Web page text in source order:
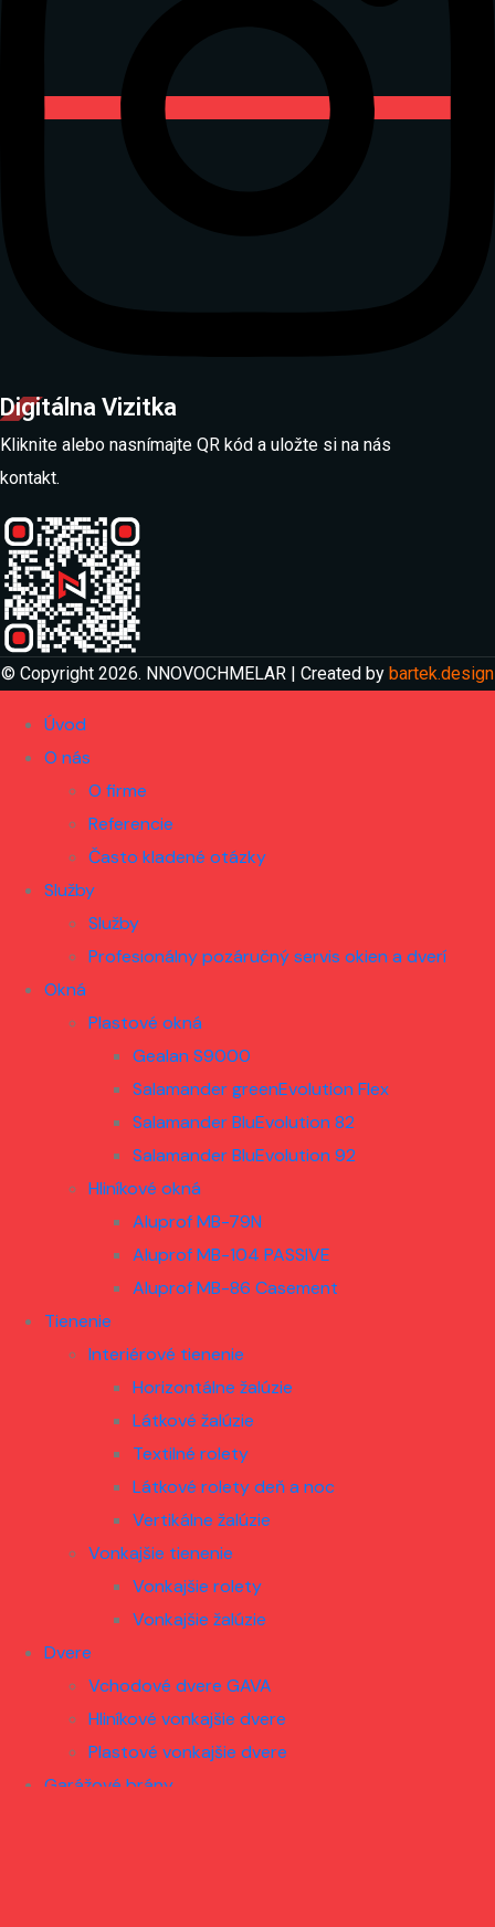
Digitálna Vizitka
Kliknite alebo nasnímajte QR kód a uložte si na nás
kontakt.
© Copyright 2026. NNOVOCHMELAR | Created by bartek.design
Úvod
O nás
O firme
Referencie
Často kladené otázky
Služby
Služby
Profesionálny pozáručný servis okien a dverí
Okná
Plastové okná
Gealan S9000
Salamander greenEvolution Flex
Salamander BluEvolution 82
Salamander BluEvolution 92
Hliníkové okná
Aluprof MB-79N
Aluprof MB-104 PASSIVE
Aluprof MB-86 Casement
Tienenie
Interiérové tienenie
Horizontálne žalúzie
Látkové žalúzie
Textilné rolety
Látkové rolety deň a noc
Vertikálne žalúzie
Vonkajšie tienenie
Vonkajšie rolety
Vonkajšie žalúzie
Dvere
Vchodové dvere GAVA
Hliníkové vonkajšie dvere
Plastové vonkajšie dvere
Garážové brány